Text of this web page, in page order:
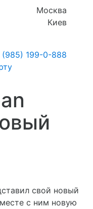
Москва
Киев
(985) 199-0-888
свой новый
с ним новую